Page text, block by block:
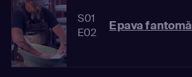
S01
E02
Epava fantomă